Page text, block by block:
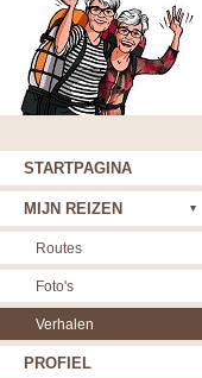
STARTPAGINA
MIJN REIZEN
Routes
Foto's
Verhalen
PROFIEL